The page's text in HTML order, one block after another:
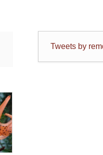
Tweets by